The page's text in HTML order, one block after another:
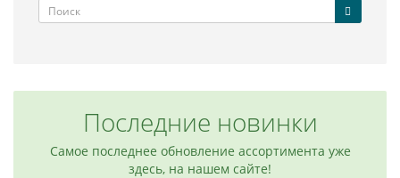
Последние новинки
Самое последнее обновление ассортимента уже
здесь, на нашем сайте!